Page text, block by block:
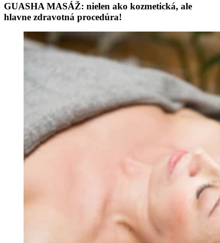
GUASHA MASÁŽ: nielen ako kozmetická, ale
hlavne zdravotná procedúra!